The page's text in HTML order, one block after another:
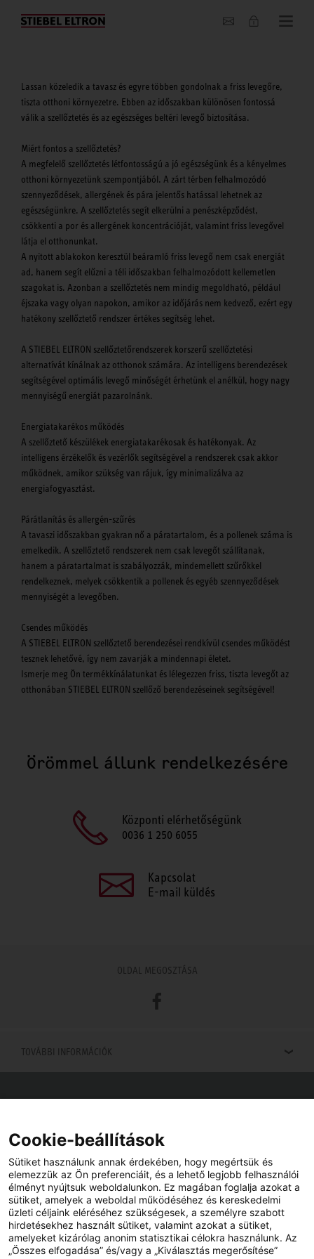
Hírek
Lassan közeledik a tavasz és egyre többen gondolnak a friss levegőre,
tiszta otthoni környezetre. Ebben az időszakban különösen fontossá
válik a szellőztetés és az egészséges beltéri levegő biztosítása.
Miért fontos a szellőztetés?
A megfelelő szellőztetés létfontosságú a jó egészségünk és a kényelmes
otthoni környezetünk szempontjából. A zárt térben felhalmozódó
szennyeződések, allergének és pára jelentős hatással lehetnek az
egészségünkre. A szellőztetés segít elkerülni a penészképződést,
csökkenti a por és allergének koncentrációját, valamint friss levegővel
látja el otthonunkat.
A nyitott ablakokon keresztül beáramló friss levegő nem csak energiát
ad, hanem segít elűzni a téli időszakban felhalmozódott kellemetlen
szagokat is. Azonban a szellőztetés nem mindig megoldható, például
éjszaka vagy olyan napokon, amikor az időjárás nem kedvező, ezért egy
hatékony szellőztető rendszer értékes segítség lehet.
A STIEBEL ELTRON szellőztetőrendszerek korszerű szellőztetési
alternatívát kínálnak az otthonok számára. Az intelligens berendezések
segítségével optimális levegő minőségét érhetünk el anélkül, hogy nagy
mennyiségű energiát pazarolnánk.
Energiatakarékos működés
A szellőztető készülékek energiatakarékosak és hatékonyak. Az
intelligens érzékelők és vezérlők segítségével a rendszerek csak akkor
működnek, amikor szükség van rájuk, így minimalizálva az
energiafogyasztást.
Párátlanítás és allergén-szűrés
A tavaszi időszakban gyakran nő a páratartalom, és a pollenek száma is
emelkedik. A szellőztető rendszerek nem csak levegőt szállítanak,
hanem a páratartalmat is szabályozzák, mindemellett szűrőkkel
rendelkeznek, melyek csökkentik a pollenek és egyéb szennyeződések
mennyiségét a levegőben.
Csendes működés
A STIEBEL ELTRON szellőztető berendezései rendkívül csendes működést
tesznek lehetővé, így nem zavarják a mindennapi életet.
Ismerje meg Ön termékkínálatunkat és lélegezzen friss, tiszta levegőt az
otthonában STIEBEL ELTRON szellőző berendezéseinek segítségével!
Örömmel állunk rendelkezésére
Központi elérhetőségünk
0036 1 250 6055
Kapcsolat
E-mail küldés
OLDAL MEGOSZTÁSA
Facebook
TOVÁBBI INFORMÁCIÓK
Viszonteladót keres az Ön közelében? Nem probléma.
Cookie-beállítások
Sütiket használunk annak érdekében, hogy megértsük és
elemezzük az Ön preferenciáit, és a lehető legjobb felhasználói
élményt nyújtsuk weboldalunkon. Ez magában foglalja azokat a
sütiket, amelyek a weboldal működéséhez és kereskedelmi
üzleti céljaink eléréséhez szükségesek, a személyre szabott
hirdetésekhez használt sütiket, valamint azokat a sütiket,
amelyeket kizárólag anonim statisztikai célokra használunk. Az
„Összes elfogadása” és/vagy a „Kiválasztás megerősítése”